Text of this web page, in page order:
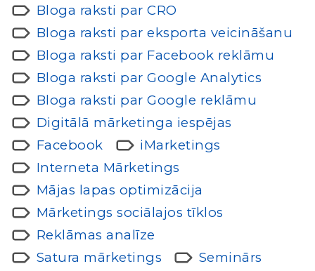
Bloga raksti par CRO
Bloga raksti par eksporta veicināšanu
Bloga raksti par Facebook reklāmu
Bloga raksti par Google Analytics
Bloga raksti par Google reklāmu
Digitālā mārketinga iespējas
Facebook
iMarketings
Interneta Mārketings
Mājas lapas optimizācija
Mārketings sociālajos tīklos
Reklāmas analīze
Satura mārketings
Seminārs